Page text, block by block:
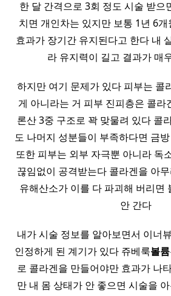
한 달 간격으로 3회 정도 시술 받으
치면 개인차는 있지만 보통 1년 6
효과가 장기간 유지된다고 한다 내
라 유지력이 길고 결과가 매
하지만 여기 문제가 있다 피부는 콜
게 아니라는 거 피부 진피층은 콜라
론산 3중 구조로 꽉 맞물려 있다 콜
도 나머지 성분들이 부족하다면 금
또한 피부는 외부 자극뿐 아니라 독
끊임없이 공격받는다 콜라겐을 아
유해산소가 이를 다 파괴해 버리면
안 간다
내가 시술 정보를 알아보면서 이너
인정하게 된 계기가 있다 쥬베룩볼륨
로 콜라겐을 만들어야만 효과가 나
만 내 몸 상태가 안 좋으면 시술을